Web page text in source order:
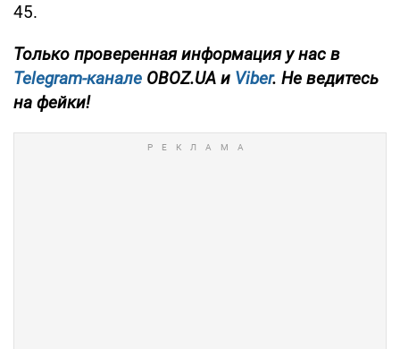
45.
Только проверенная информация у нас в
Telegram-канале OBOZ.UA и Viber. Не ведитесь
на фейки!